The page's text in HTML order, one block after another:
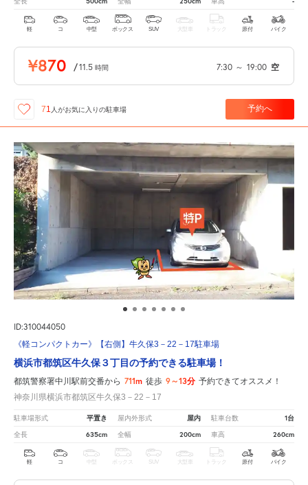
軽 コ 中型 ボックス SUV 大型車 トラック 原付 バイク
¥870 /11.5 時間 7:30 ～ 19:00 空
71 人がお気に入りの駐車場 予約へ
ID:310044050
《軽コンパクトカー》【右側】牛久保3－22－17駐車場
横浜市都筑区牛久保３丁目の予約できる駐車場！
都筑警察署中川駅前交番から 711m 徒歩 9～13分 予約できてオススメ！
神奈川県横浜市都筑区牛久保3－22－17
駐車場形式 平置き 屋内外形式 屋内 駐車台数 1台
全長 635cm 全幅 200cm 車高 260cm
軽 コ 中型 ボックス SUV 大型車 トラック 原付 バイク